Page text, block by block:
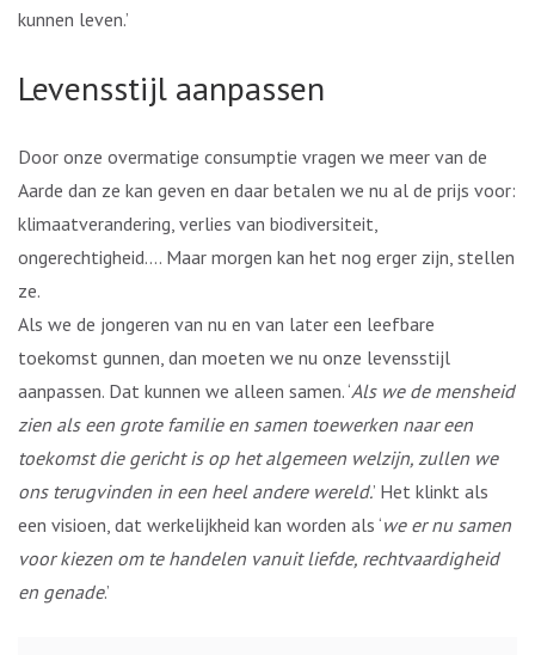
kunnen leven.’
Levensstijl aanpassen
Door onze overmatige consumptie vragen we meer van de
Aarde dan ze kan geven en daar betalen we nu al de prijs voor:
klimaatverandering, verlies van biodiversiteit,
ongerechtigheid…. Maar morgen kan het nog erger zijn, stellen
ze.
Als we de jongeren van nu en van later een leefbare
toekomst gunnen, dan moeten we nu onze levensstijl
aanpassen. Dat kunnen we alleen samen. ‘Als we de mensheid
zien als een grote familie en samen toewerken naar een
toekomst die gericht is op het algemeen welzijn, zullen we
ons terugvinden in een heel andere wereld.’ Het klinkt als
een visioen, dat werkelijkheid kan worden als ‘we er nu samen
voor kiezen om te handelen vanuit liefde, rechtvaardigheid
en genade.’